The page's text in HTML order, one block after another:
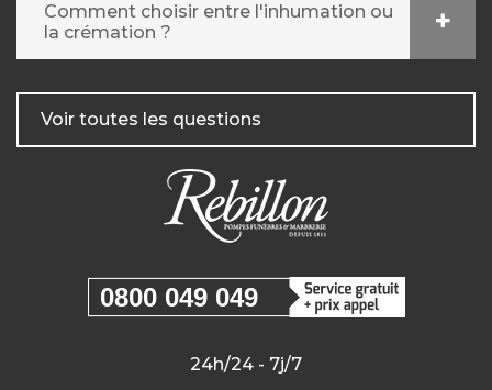
Comment choisir entre l'inhumation ou
la crémation ?
Voir toutes les questions
0800 049 049
24h/24 - 7j/7